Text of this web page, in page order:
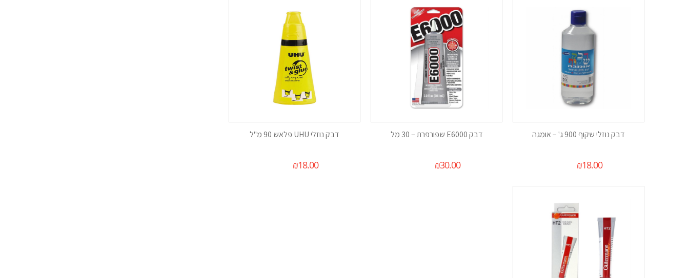
דבק נוזלי שקוף 900 ג' – אומגה
₪18.00
דבק E6000 שפורפרת – 30 מל
₪30.00
דבק נוזלי UHU פלאש 90 מ"ל
₪18.00